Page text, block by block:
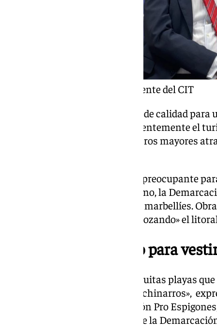
Juan José González, presidente del CIT
«Marbella necesita unas playas de calidad
de lujo como es la ciudad, y evidentemente el
capaces de ofrecer uno de nuestros mayores
Para solucionar esta situación, preocupante
actividad económica es el turismo, la
una serie de obras en las costas marbellíes.
Espigones acusa de estar «destrozando» el
«Desvestir a un santo para
«Nos están destrozando las poquitas playas
antes era arena fina, ahora son chinarros»,
Lima, presidente de la Asociación Pro
arena de unas playas a otras que la